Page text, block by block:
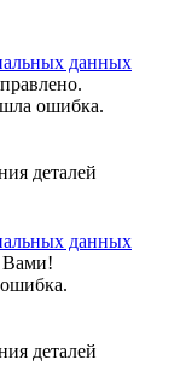
данных
ошибка.
деталей
данных
Вами!
деталей